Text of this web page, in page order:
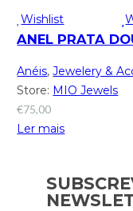
Wishlist
ANEL PRATA
Anéis,Jewelery &
Store: MIO Jewels
€75,00
Ler mais